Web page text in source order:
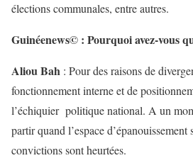
élections communales, entre autres.
Guinéenews© : Pourquoi avez-vous
Aliou Bah : Pour des raisons de
fonctionnement interne et de
l’échiquier politique national. A un
partir quand l’espace
convictions sont heurtées.